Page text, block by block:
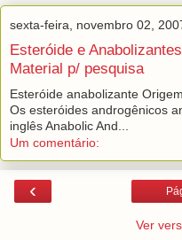
sexta-feira, novembro 02,
Esteróide e Anabolizantes
Material p/ pesquisa
Esteróide anabolizante
Os esteróides androgênicos
inglês Anabolic And...
Um comentário:
‹
Ver